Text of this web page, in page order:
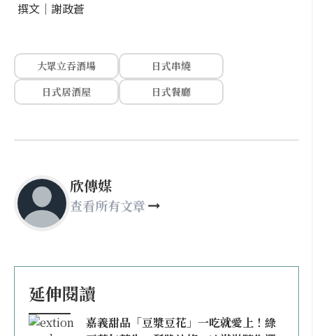
撰文｜謝政蒼
大眾立吞酒場
日式串燒
日式居酒屋
日式餐廳
欣傳媒
查看所有文章
延伸閱讀
嘉義甜品「豆漿豆花」一吃就愛上！綠